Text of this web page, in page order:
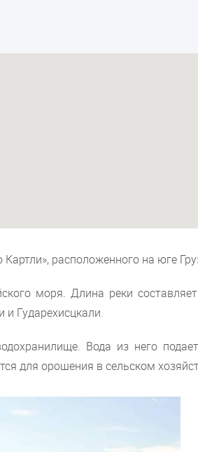
расположенного на юге
моря. Длина реки
и Гударехисцкали.
Вода из него
для орошения в сельском